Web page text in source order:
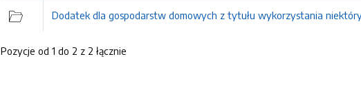
Dodatek dla gospodarstw domowych z tytułu wykorzystania
Pozycje od 1 do 2 z 2 łącznie